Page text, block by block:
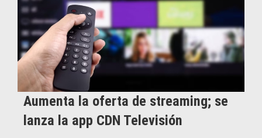
Aumenta la oferta de streaming; se
lanza la app CDN Televisión